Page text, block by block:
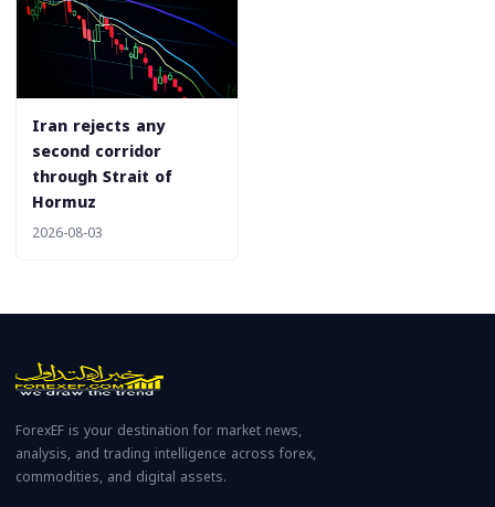
Iran rejects any
second corridor
through Strait of
Hormuz
2026-08-03
ForexEF is your destination for market news,
analysis, and trading intelligence across forex,
commodities, and digital assets.